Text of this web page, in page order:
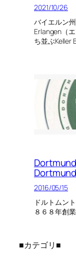
2021/10/26
バイエルン
Erlangen（
ち並ぶKeller
Dortmund
2016/05/15
ドルトムン
８６８年創
■カテゴリ■